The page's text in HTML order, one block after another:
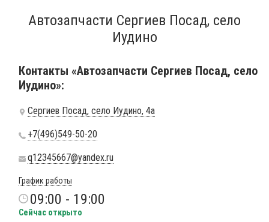
Автозапчасти Сергиев Посад, село
Иудино
Контакты «Автозапчасти Сергиев Посад, село
Иудино»:
Сергиев Посад, село Иудино, 4а
+7(496)549-50-20
q12345667@yandex.ru
График работы
09:00 - 19:00
Сейчас открыто